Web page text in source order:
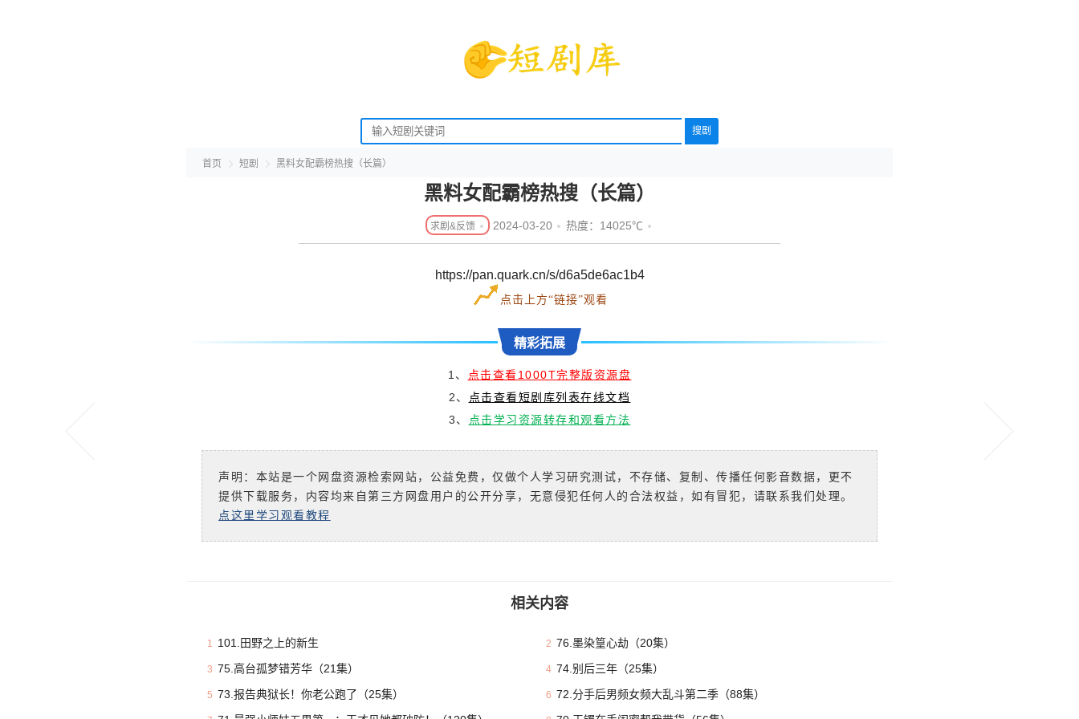
搜剧
首页 短剧 黑料女配霸榜热搜（长篇）
黑料女配霸榜热搜（长篇）
2024-03-20 热度：14025℃
https://pan.quark.cn/s/d6a5de6ac1b4
点击上方“链接”观看
精彩拓展
1、 点击查看1000T完整版资源盘
2、 点击查看短剧库列表在线文档
3、 点击学习资源转存和观看方法
声明：本站是一个网盘资源检索网站，公益免费，仅做个人学习研究测试，不存储、复制、传播任何影音数据，更不
提供下载服务，内容均来自第三方网盘用户的公开分享，无意侵犯任何人的合法权益，如有冒犯，请联系我们处理。
点这里学习观看教程
相关内容
1 101.田野之上的新生 2 76.墨染篁心劫（20集）
3 75.高台孤梦错芳华（21集） 4 74.别后三年（25集）
5 73.报告典狱长！你老公跑了（25集） 6 72.分手后男频女频大乱斗第二季（88集）